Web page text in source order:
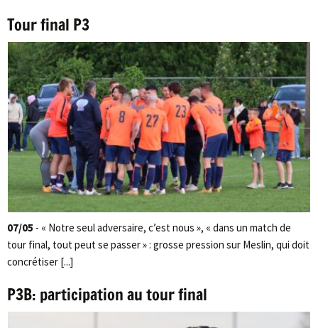
Tour final P3
07/05 - « Notre seul adversaire, c’est nous », « dans un match de
tour final, tout peut se passer » : grosse pression sur Meslin, qui doit
concrétiser [...]
P3B: participation au tour final